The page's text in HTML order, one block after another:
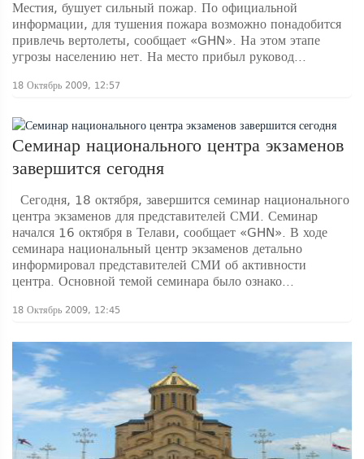
Местия, бушует сильный пожар. По официальной
информации, для тушения пожара возможно понадобится
привлечь вертолеты, сообщает «GHN». На этом этапе
угрозы населению нет. На место прибыл руковод...
18 Октябрь 2009, 12:57
Семинар национального центра экзаменов
завершится сегодня
Сегодня, 18 октября, завершится семинар национального
центра экзаменов для представителей СМИ. Семинар
начался 16 октября в Телави, сообщает «GHN». В ходе
семинара национальный центр экзаменов детально
информировал представителей СМИ об активности
центра. Основной темой семинара было ознако...
18 Октябрь 2009, 12:45